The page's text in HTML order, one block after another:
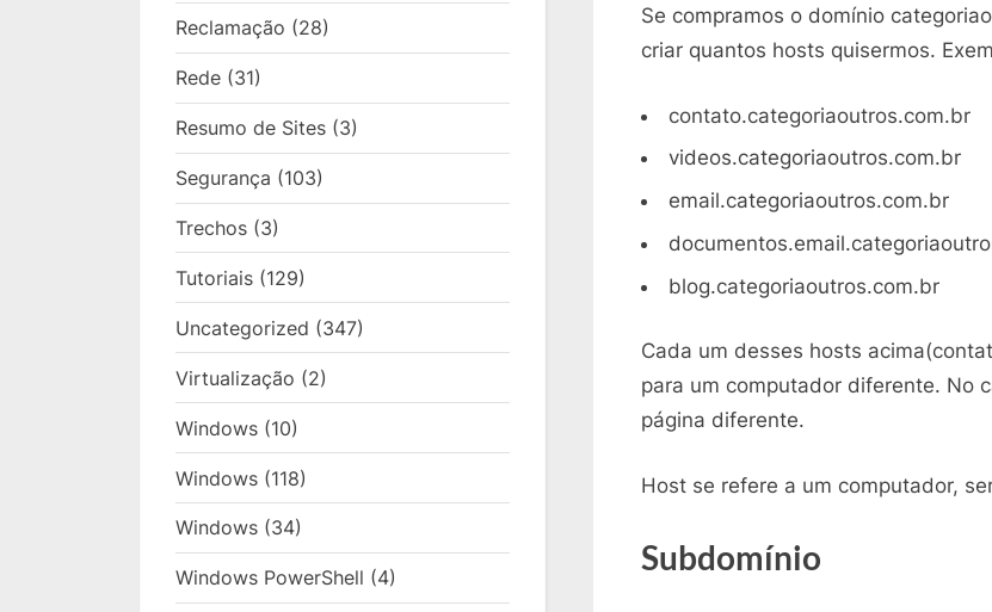
Se compramos o domínio
criar quantos hosts quisermos.
contato.categoriaoutros.com.br
videos.categoriaoutros.com.br
email.categoriaoutros.com.br
blog.categoriaoutros.com.br
Cada um desses hosts
para um computador diferente. No
página diferente.
Host se refere a um computador,
Subdomínio
Reclamação (28)
Rede (31)
Resumo de Sites (3)
Segurança (103)
Trechos (3)
Tutoriais (129)
Uncategorized (347)
Virtualização (2)
Windows (10)
Windows (118)
Windows (34)
Windows PowerShell (4)